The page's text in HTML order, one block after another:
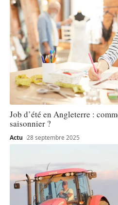
Job d’été en Angleterre :
saisonnier ?
Actu 28 septembre 2025